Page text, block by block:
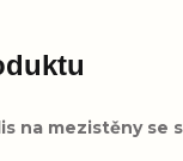
na mezistěny se